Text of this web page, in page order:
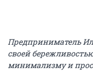
Предприниматель
своей
минимализму и